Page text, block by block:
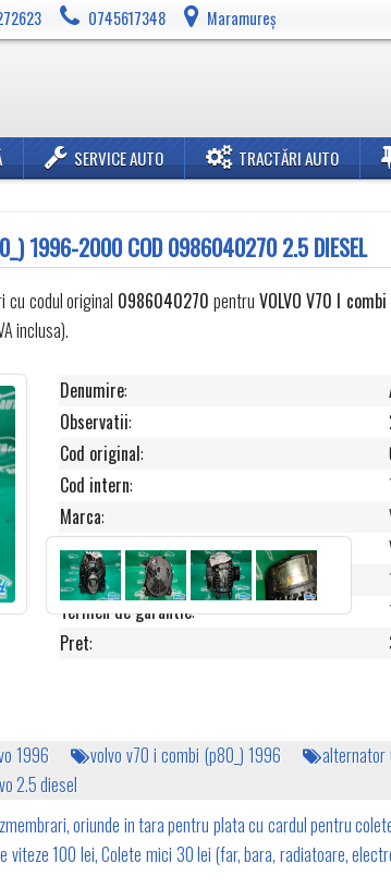
0745617348 Maramureș
SERVICE AUTO TRACTĂRI AUTO
1996-2000 COD 0986040270 2.5 DIESEL
cu codul original 0986040270 pentru VOLVO V70 I
inclusa).
Denumire:
Observatii:
Cod original:
Cod intern:
Marca:
Model:
Anii de fabricatie:
Termen de garantie:
Pret:
1996 volvo v70 i combi (p80_) 1996
2.5 diesel
oriunde in tara pentru plata cu cardul pentru
100 lei, Colete mici 30 lei (far, bara, radiatoare,